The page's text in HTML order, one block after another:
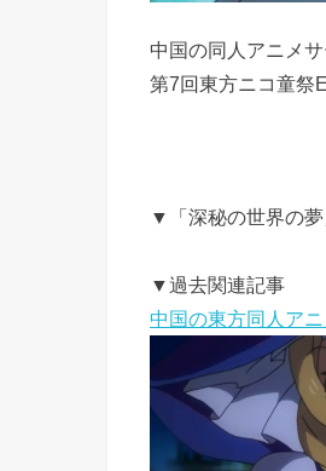
中国の同人アニメ
第7回東方ニコ童祭
▼「深秘の世界の夢
▼過去関連記事
中国の東方同人ア